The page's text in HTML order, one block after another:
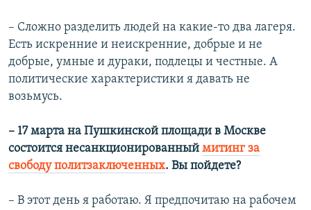
– Сложно разделить людей на какие-то два лагеря.
Есть искренние и неискренние, добрые и не
добрые, умные и дураки, подлецы и честные. А
политические характеристики я давать не
возьмусь.
– 17 марта на Пушкинской площади в Москве
состоится несанкционированный митинг за
свободу политзаключенных. Вы пойдете?
– В этот день я работаю. Я предпочитаю на рабочем